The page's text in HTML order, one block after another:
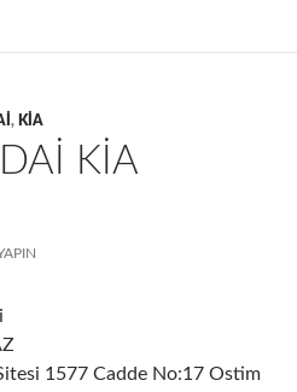
, KIA
KIA
1577 Cadde No:17 Ostim